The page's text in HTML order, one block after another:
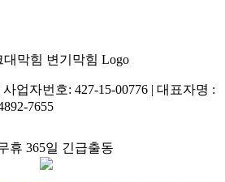
업자번호: 427-15-00776 | 대표자명 :
7655
휴 365일 긴급출동